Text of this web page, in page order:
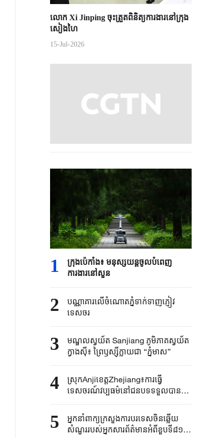
លោក Xi Jinping ចុះត្រួតពិនិត្យការងារនៅក្រុង
សៀងហៃ
15-Jul-2026
1
ក្រុងប៉េកាំង​៖ មនុស្សយន្ត​ចូលបំពេញ​
ការងារនៅសួន​​
2
បណ្ណាគារលើចំណោតភ្នំទាក់ទាញភ្ញៀវ
ទេសចរ
3
មណ្ឌលស្វយ័ត Sanjiang ភូមិភាគស្វយ័ត
ក្វាងស៊ី៖ ព្រៃឫស្ស៊ីក្លាយជា “ភ្នំមាស”
4
ស្រុកAnjiខេត្តZhejiang៖ការធ្វើ
ទេសចរណ៍វប្បធម៌នៅជនបទទទួលបានការ
ពេញនិយមក្នុងរដូវក្តៅ
5
អ្នកនាំពាក្យ​ក្រសួងការបរទេស​ចិនឆ្លើយ
សំណួរ​របស់​អ្នកសារព័ត៌មាន​អំពីខួប​ទី៨១នៃ​